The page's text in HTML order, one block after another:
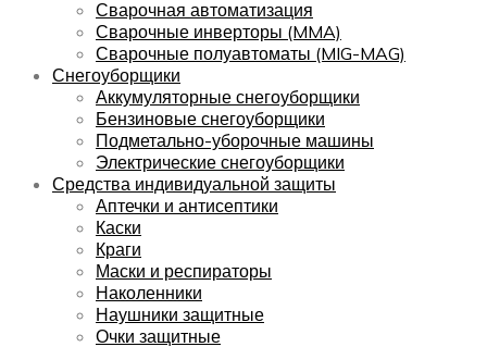
Сварочная автоматизация
Сварочные инверторы (MMA)
Сварочные полуавтоматы (MIG-MAG)
Снегоуборщики
Аккумуляторные снегоуборщики
Бензиновые снегоуборщики
Подметально-уборочные машины
Электрические снегоуборщики
Средства индивидуальной защиты
Аптечки и антисептики
Каски
Краги
Маски и респираторы
Наколенники
Наушники защитные
Очки защитные